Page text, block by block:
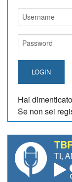
LOGIN
Hai
Se non sei